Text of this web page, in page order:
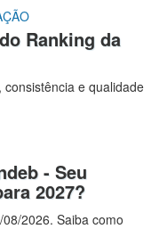
Ranking da
e qualidade
- Seu
2027?
2026. Saiba como